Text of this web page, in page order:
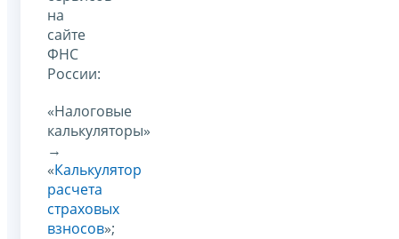
на
сайте
ФНС
России:
«Налоговые
калькуляторы»
→
«Калькулятор
расчета
страховых
взносов»;